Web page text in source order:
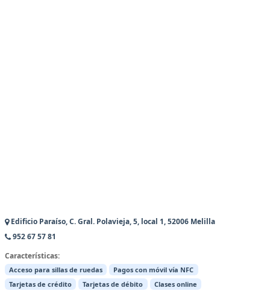
Edificio Paraíso, C. Gral. Polavieja, 5, local 1, 52006 Melilla
952 67 57 81
Características:
Acceso para sillas de ruedas
Pagos con móvil vía NFC
Tarjetas de crédito
Tarjetas de débito Clases online